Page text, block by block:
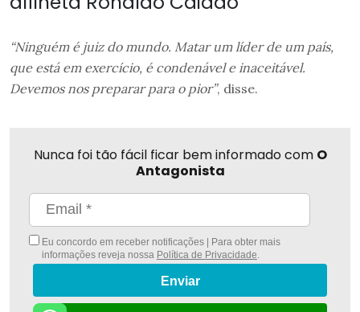
“Ninguém é juiz do mundo. Matar um líder de um país,
que está em exercício, é condenável e inaceitável.
Devemos nos preparar para o pior”, disse.
Nunca foi tão fácil ficar bem informado com O
Antagonista
Eu concordo em receber notificações | Para obter mais
informações reveja nossa Política de Privacidade
Enviar